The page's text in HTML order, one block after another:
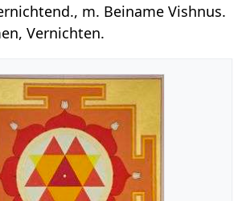
m. Beiname Vishnus.
Vernichten.